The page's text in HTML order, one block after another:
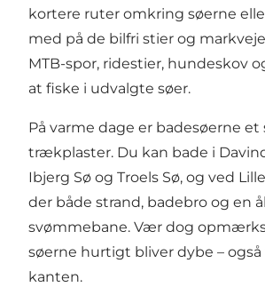
kortere ruter omkring søerne
med på de bilfri stier og
MTB-spor, ridestier, hundeskov
at fiske i udvalgte søer.
På varme dage er badesøerne et
trækplaster. Du kan bade i
Ibjerg Sø og Troels Sø, og ved
der både strand, badebro og en
svømmebane. Vær dog
søerne hurtigt bliver dybe –
kanten.